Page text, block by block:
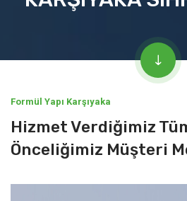
Formül Yapı Karşıyaka
Hizmet Verdiğimiz
Önceliğimiz Müşteri